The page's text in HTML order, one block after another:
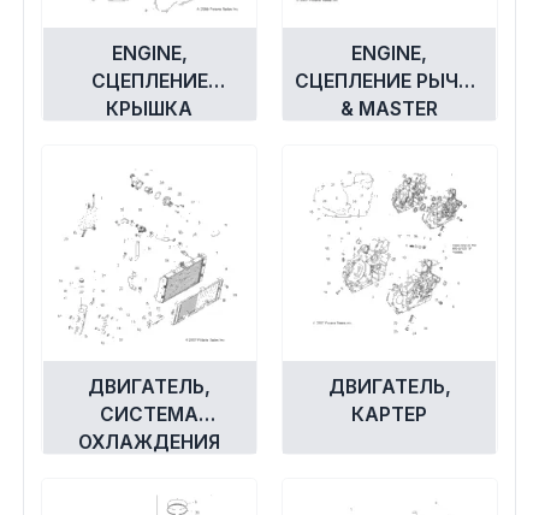
ENGINE,
СЦЕПЛЕНИЕ
КРЫШКА
ENGINE,
СЦЕПЛЕНИЕ РЫЧАГ
& MASTER
ДВИГАТЕЛЬ,
СИСТЕМА
ОХЛАЖДЕНИЯ
ДВИГАТЕЛЬ,
КАРТЕР